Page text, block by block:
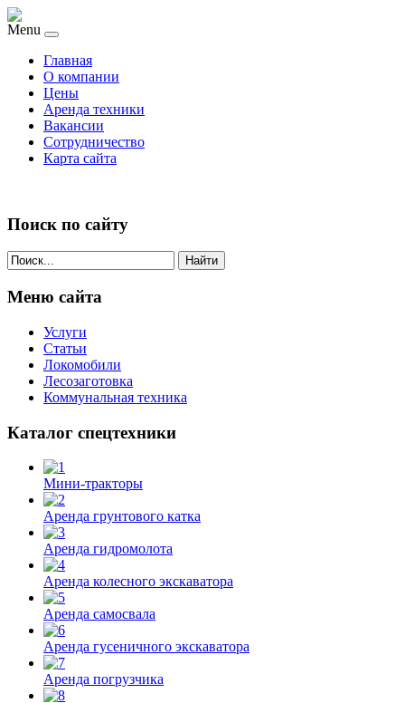
Menu
Главная
О компании
Цены
Аренда техники
Вакансии
Сотрудничество
Карта сайта
Поиск по сайту
Найти
Меню сайта
Услуги
Статьи
Локомобили
Лесозаготовка
Коммунальная техника
Каталог спецтехники
Мини-тракторы
Аренда грунтового катка
Аренда гидромолота
Аренда колесного экскаватора
Аренда самосвала
Аренда гусеничного экскаватора
Аренда погрузчика